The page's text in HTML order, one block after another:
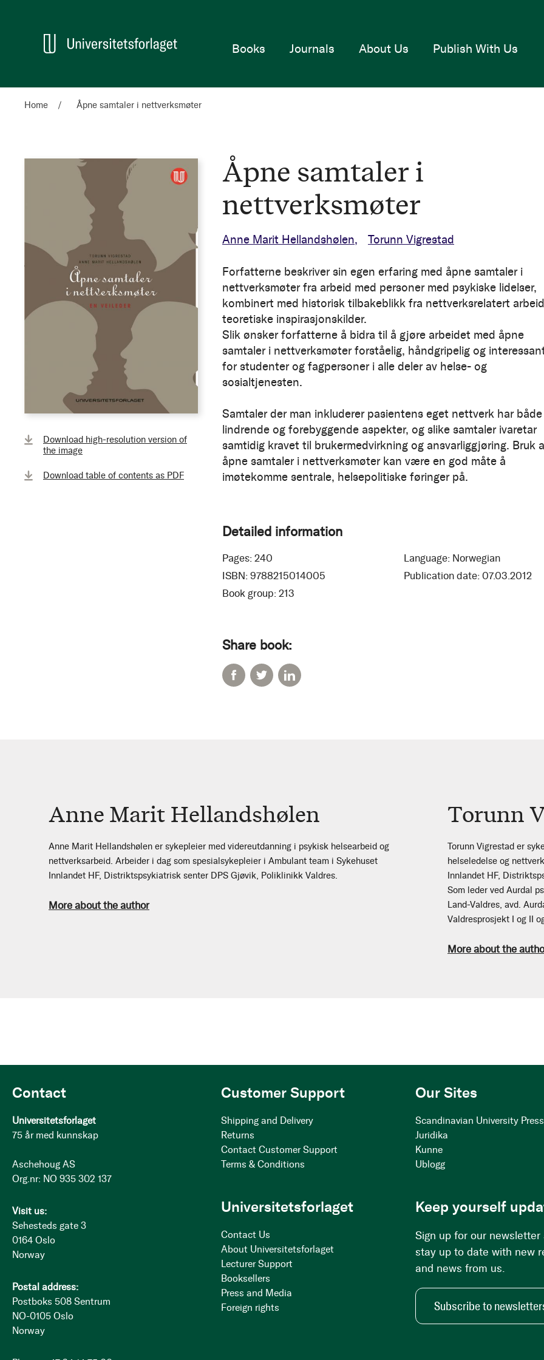
Home
Books Journals About Us Publish With Us
Home Åpne samtaler i nettverksmøter
Download high-resolution version of
the image
Download table of contents as PDF
Åpne samtaler i
nettverksmøter
Anne Marit Hellandshølen Torunn Vigrestad
Forfatterne beskriver sin egen erfaring med åpne samtaler i
nettverksmøter fra arbeid med personer med psykiske lidelser,
kombinert med historisk tilbakeblikk fra nettverksrelatert
teoretiske inspirasjonskilder.
Slik ønsker forfatterne å bidra til å gjøre arbeidet med åpne
samtaler i nettverksmøter forståelig, håndgripelig og
for studenter og fagpersoner i alle deler av helse- og
sosialtjenesten.
Samtaler der man inkluderer pasientens eget nettverk har både
lindrende og forebyggende aspekter, og slike samtaler ivaretar
samtidig kravet til brukermedvirkning og ansvarliggjøring. Bruk
åpne samtaler i nettverksmøter kan være en god måte å
imøtekomme sentrale, helsepolitiske føringer på.
Detailed information
Pages: 240 Language: Norwegian
ISBN: 9788215014005 Publication date: 07.03.2012
Book group: 213
Share book:
Anne Marit Hellandshølen
Anne Marit Hellandshølen er sykepleier med videreutdanning i psykisk helsearbeid og
nettverksarbeid. Arbeider i dag som spesialsykepleier i Ambulant team i Sykehuset
Innlandet HF, Distriktspsykiatrisk senter DPS Gjøvik, Poliklinikk Valdres.
More about the author
Torunn
Torunn Vigrestad er
helseledelse og
Innlandet HF,
Som leder ved Aurdal
Land-Valdres, avd.
Valdresprosjekt I og II
More about the
Contact
Universitetsforlaget
75 år med kunnskap
Aschehoug AS
Org.nr: NO 935 302 137
Visit us:
Sehesteds gate 3
0164 Oslo
Norway
Postal address:
Postboks 508 Sentrum
NO-0105 Oslo
Norway
Customer Support
Shipping and Delivery
Returns
Contact Customer Support
Terms & Conditions
Our Sites
Scandinavian University Press
Juridika
Kunne
Ublogg
Universitetsforlaget
Contact Us
About Universitetsforlaget
Lecturer Support
Booksellers
Press and Media
Foreign rights
Keep yourself
Sign up for our newsletter
stay up to date with new
and news from us.
Subscribe to